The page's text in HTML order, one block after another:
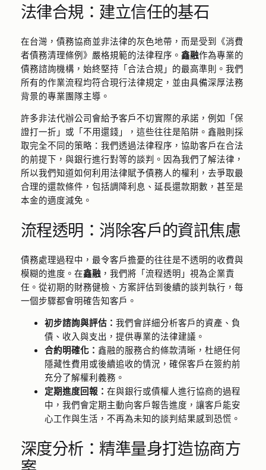
法律合規：建立信任的基石
在台灣，債務協商並非法律的灰色地帶，而是受到《消費
者債務清理條例》嚴格規範的法律程序。 鑫融作為專業的
債務諮詢機構，始終堅持「合法合規」的最高準則。我們
所有的作業流程均符合現行法律規定，並由具備深厚法務
背景的專業團隊主導。
許多非法代辦公司會給予客戶不切實際的承諾，例如「保
證打一折」或「不用還錢」，這些往往是陷阱。鑫融則採
取完全不同的策略：我們透過法律程序，協助客戶在合法
的前提下，與銀行進行對等的談判。因為我們了解法律，
所以我們知道如何利用法律賦予債務人的權利，去爭取最
合理的還款條件，包括調降利息、延長還款期數，甚至是
本金的適度減免。
流程透明：消除客戶的資訊焦慮
債務處理過程中，最令客戶擔憂的往往是不透明的收費與
模糊的進度。在鑫融 ，我們將「流程透明」視為企業責
任。從初期的財務健檢、方案評估到後續的談判執行，每
一個步驟都會明確告知客戶。
初步諮詢與評估： 我們會詳細分析客戶的資產、負
債、收入與支出，提供專業的法律建議。
合約明確化： 鑫融的服務合約條款清晰，杜絕任何
隱藏性費用或後續追收的情況，確保客戶在簽約前
充分了解權利義務。
定期進度回報： 在與銀行或債權人進行協商的過程
中，我們會定期主動向客戶報告進度，讓客戶能安
心工作與生活，不再為未知的談判結果感到恐慌。
深度分析：精準量身打造協商方